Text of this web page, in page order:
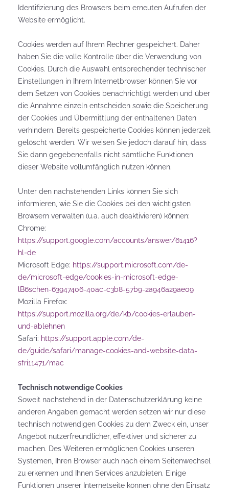
Identifizierung des Browsers beim erneuten Aufrufen der
Website ermöglicht.
Cookies werden auf Ihrem Rechner gespeichert. Daher
haben Sie die volle Kontrolle über die Verwendung von
Cookies. Durch die Auswahl entsprechender technischer
Einstellungen in Ihrem Internetbrowser können Sie vor
dem Setzen von Cookies benachrichtigt werden und über
die Annahme einzeln entscheiden sowie die Speicherung
der Cookies und Übermittlung der enthaltenen Daten
verhindern. Bereits gespeicherte Cookies können jederzeit
gelöscht werden. Wir weisen Sie jedoch darauf hin, dass
Sie dann gegebenenfalls nicht sämtliche Funktionen
dieser Website vollumfänglich nutzen können.
Unter den nachstehenden Links können Sie sich
informieren, wie Sie die Cookies bei den wichtigsten
Browsern verwalten (u.a. auch deaktivieren) können:
Chrome:
https://support.google.com/accounts/answer/61416?
hl=de
Microsoft Edge: https://support.microsoft.com/de-
de/microsoft-edge/cookies-in-microsoft-edge-
lB6schen-63947406-40ac-c3b8-57b9-2a946a29ae09
Mozilla Firefox:
https://support.mozilla.org/de/kb/cookies-erlauben-
und-ablehnen
Safari: https://support.apple.com/de-
de/guide/safari/manage-cookies-and-website-data-
sfri11471/mac
Technisch notwendige Cookies
Soweit nachstehend in der Datenschutzerklärung keine
anderen Angaben gemacht werden setzen wir nur diese
technisch notwendigen Cookies zu dem Zweck ein, unser
Angebot nutzerfreundlicher, effektiver und sicherer zu
machen. Des Weiteren ermöglichen Cookies unseren
Systemen, Ihren Browser auch nach einem Seitenwechsel
zu erkennen und Ihnen Services anzubieten. Einige
Funktionen unserer Internetseite können ohne den Einsatz